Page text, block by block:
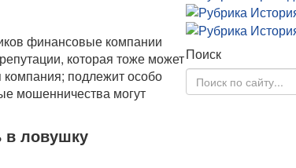
финансовые компании
которая тоже может
подлежит особо
мошенничества могут
в ловушку
Поиск